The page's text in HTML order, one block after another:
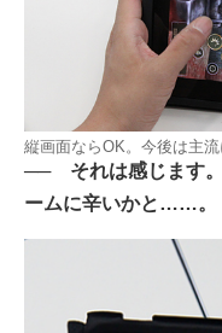
縦画面ならOK。今後は主流
── それは感じます。
ームに辛いかと……。